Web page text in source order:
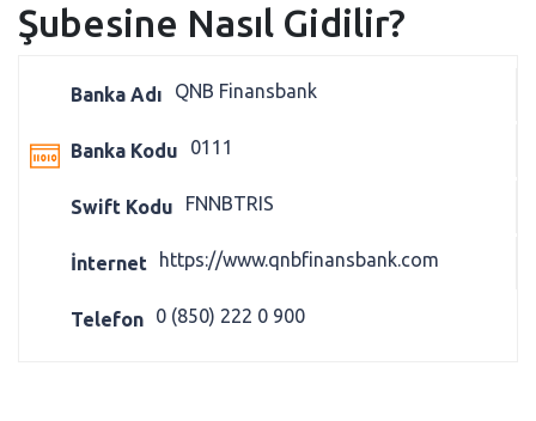
Şubesine Nasıl Gidilir?
Banka Adı QNB Finansbank
Banka Kodu 0111
Swift Kodu FNNBTRIS
İnternet https://www.qnbfinansbank.com
Telefon 0 (850) 222 0 900